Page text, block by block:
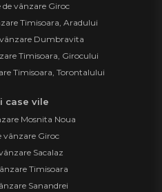
vânzare Giroc
Timisoara, Aradului
Dumbravita
Timisoara, Girocului
Timisoara, Torontalului
case vile
Mosnita Noua
vânzare Giroc
Sacalaz
Timisoara
Sanandrei